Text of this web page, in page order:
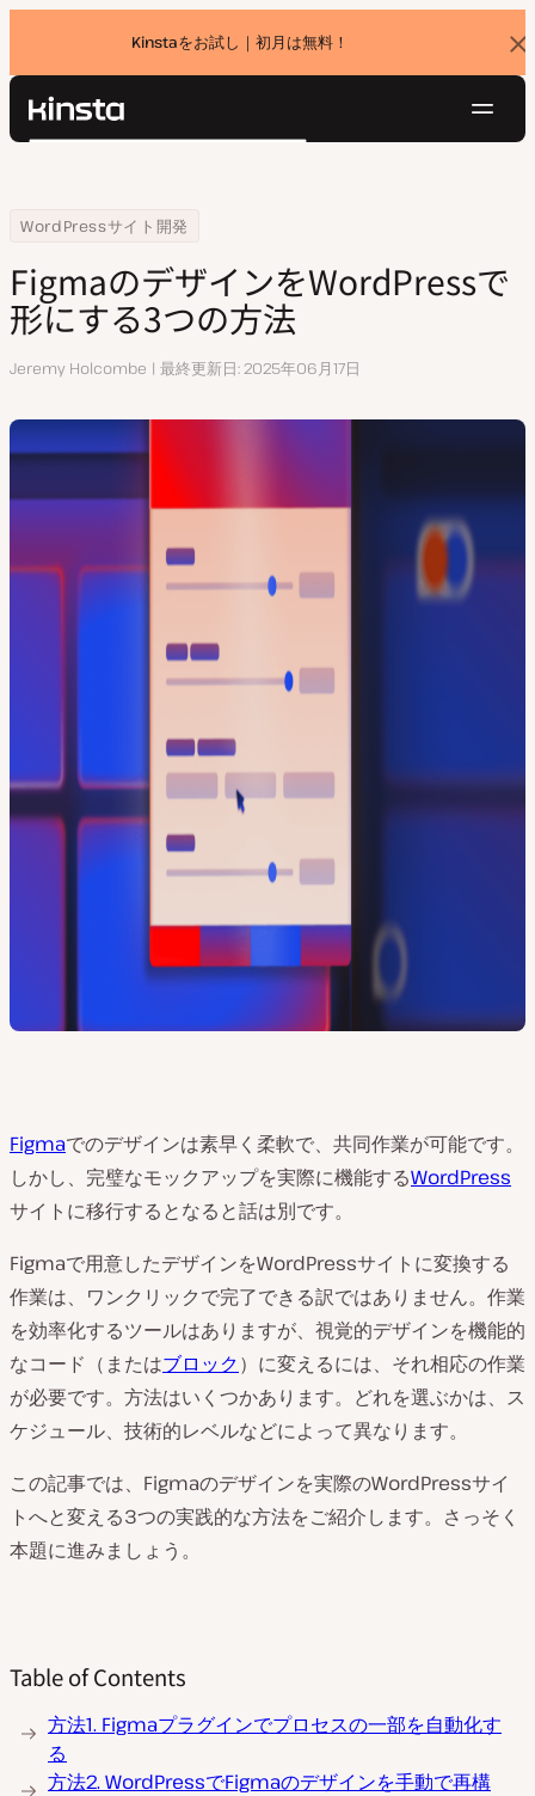
Kinstaをお試し｜初月は無料！
バ
ナ
Kinsta®
ョ
価格設定
お問い合わせ
検
Home
リソースセンター
WordPressサイト開発
FigmaのデザインをWordPressで形にする3つの方法
FigmaのデザインをWordPressで
形にする3つの方法
執
Jeremy Holcombe 最終更新日 2025年06月17日
Figmaでのデザインは素早く柔軟で、共同作業が可能です。
しかし、完璧なモックアップを実際に機能するWordPress
サイトに移行するとなると話は別です。
Figmaで用意したデザインをWordPressサイトに変換する
作業は、ワンクリックで完了できる訳ではありません。作業
を効率化するツールはありますが、視覚的デザインを機能的
なコード（またはブロック）に変えるには、それ相応の作業
が必要です。方法はいくつかあります。どれを選ぶかは、ス
ケジュール、技術的レベルなどによって異なります。
この記事では、Figmaのデザインを実際のWordPressサイ
トへと変える3つの実践的な方法をご紹介します。さっそく
本題に進みましょう。
Table of Contents
方法1. Figmaプラグインでプロセスの一部を自動化す
る
方法2. WordPressでFigmaのデザインを手動で再構